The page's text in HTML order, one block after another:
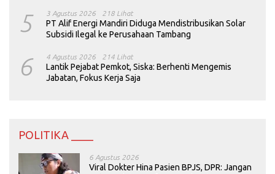
5 3 Agustus 2026 218 Lihat
PT Alif Energi Mandiri Diduga Mendistribusikan Solar
Subsidi Ilegal ke Perusahaan Tambang
6 4 Agustus 2026 214 Lihat
Lantik Pejabat Pemkot, Siska: Berhenti Mengemis
Jabatan, Fokus Kerja Saja
POLITIKA ____
6 Agustus 2026
Viral Dokter Hina Pasien BPJS, DPR: Jangan